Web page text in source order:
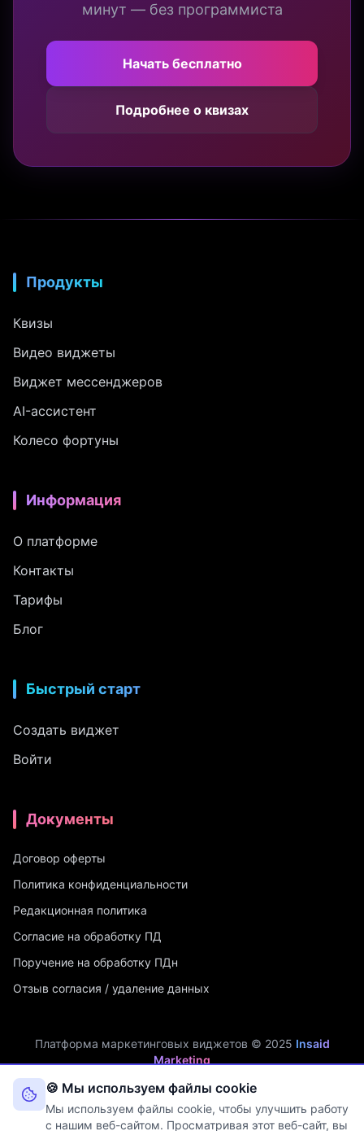
минут — без программиста
Начать бесплатно
Подробнее о квизах
Продукты
Квизы
Видео виджеты
Виджет мессенджеров
AI-ассистент
Колесо фортуны
Информация
О платформе
Контакты
Тарифы
Блог
Быстрый старт
Создать виджет
Войти
Документы
Договор оферты
Политика конфиденциальности
Редакционная политика
Согласие на обработку ПД
Поручение на обработку ПДн
Отзыв согласия / удаление данных
Платформа маркетинговых виджетов © 2025 Insaid
Marketing
ИП Мухамадеев Р.А. | ИНН: 740704342750 | ОГРНИП:
321745600019048
Оператор персональных данных. Рег. № 74-25-030077 в реестре
🍪 Мы используем файлы cookie
Мы используем файлы cookie, чтобы улучшить работу
с нашим веб-сайтом. Просматривая этот веб-сайт, вы